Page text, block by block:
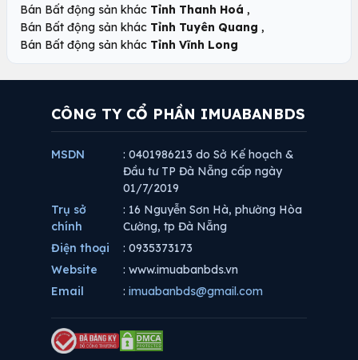
Bán Bất động sản khác Tỉnh Thanh Hoá ,
Bán Bất động sản khác Tỉnh Tuyên Quang ,
Bán Bất động sản khác Tỉnh Vĩnh Long
CÔNG TY CỔ PHẦN IMUABANBDS
MSDN
: 0401986213 do Sở Kế hoạch &
Đầu tư TP Đà Nẵng cấp ngày
01/7/2019
Trụ sở
chính
: 16 Nguyễn Sơn Hà, phường Hòa
Cường, tp Đà Nẵng
Điện thoại
: 0935373173
Website
: www.imuabanbds.vn
Email
: imuabanbds@gmail.com